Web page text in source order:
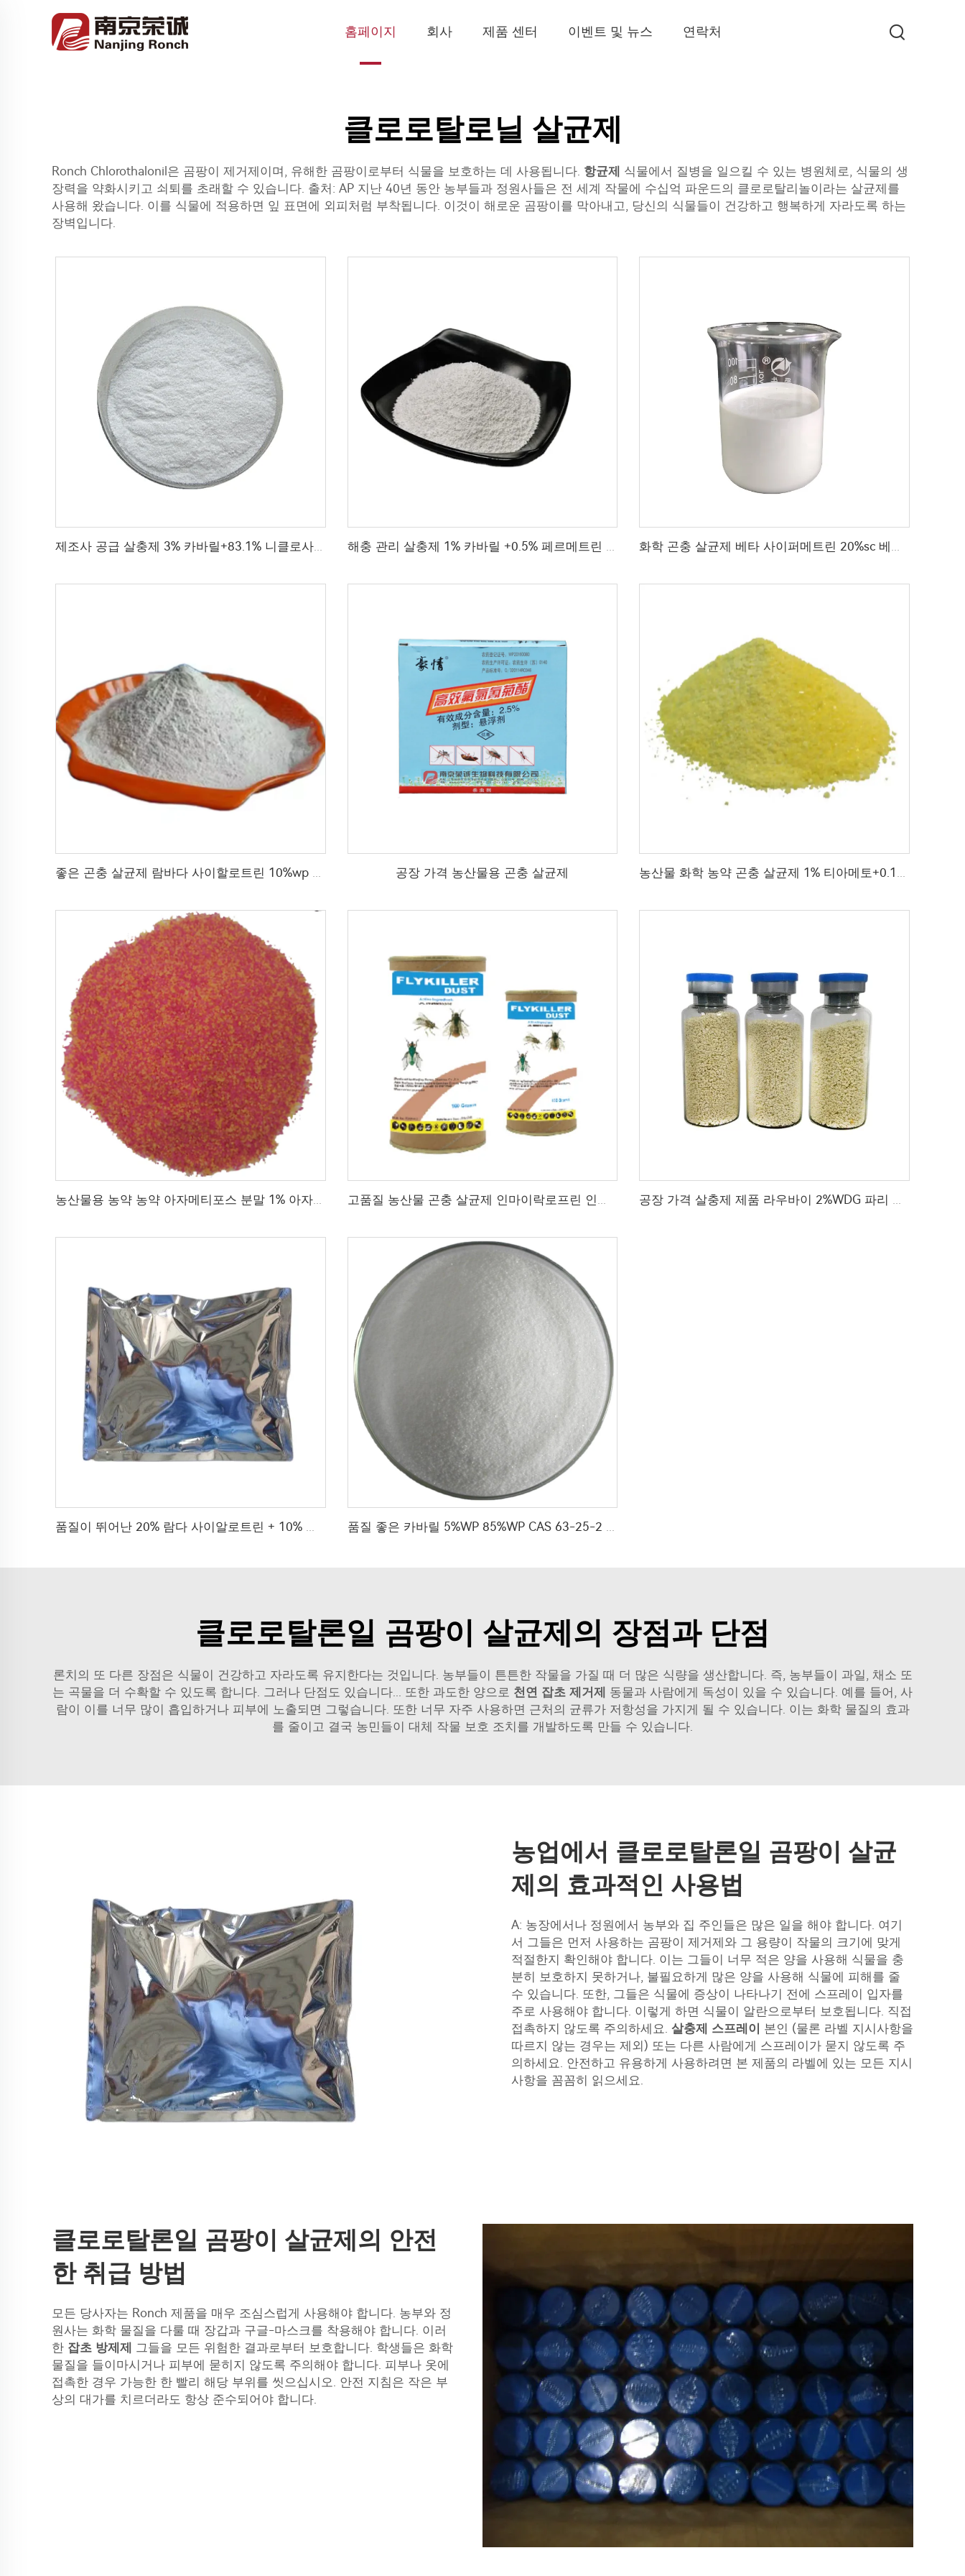
홈페이지 회사 제품 센터 이벤트 및 뉴스 연락처
클로로탈로닐 살균제
Ronch Chlorothalonil은 곰팡이 제거제이며, 유해한 곰팡이로부터 식물을 보호하는 데 사용됩니다. 항균제 식물에서 질병을 일으킬 수 있는 병원체로, 식물의 생
장력을 약화시키고 쇠퇴를 초래할 수 있습니다. 출처: AP 지난 40년 동안 농부들과 정원사들은 전 세계 작물에 수십억 파운드의 클로로탈리놀이라는 살균제를
사용해 왔습니다. 이를 식물에 적용하면 잎 표면에 외피처럼 부착됩니다. 이것이 해로운 곰팡이를 막아내고, 당신의 식물들이 건강하고 행복하게 자라도록 하는
장벽입니다.
좋은 곤충 살균제 람바다 사이할로트린 10%wp 모기, 파리, 침팬지 공장 가격 농산물용 곤충 살균제 농산물 화학 농약 곤충 살균제 1% 티아메토+0.1% z-9-트리코센 wg 곤충 살균제
농산물용 농약 농약 아자메티포스 분말 1% 아자메티포스 gr 고품질 고품질 농산물 곤충 살균제 인마이락로프린 인마이락로프린 2%gr 공장 가격 살충제 제품 라우바이 2%WDG 파리 유충 방제용
클로로탈론일 곰팡이 살균제의 장점과 단점
론치의 또 다른 장점은 식물이 건강하고 자라도록 유지한다는 것입니다. 농부들이 튼튼한 작물을 가질 때 더 많은 식량을 생산합니다. 즉, 농부들이 과일, 채소 또
는 곡물을 더 수확할 수 있도록 합니다. 그러나 단점도 있습니다... 또한 과도한 양으로 천연 잡초 제거제 동물과 사람에게 독성이 있을 수 있습니다. 예를 들어, 사
람이 이를 너무 많이 흡입하거나 피부에 노출되면 그렇습니다. 또한 너무 자주 사용하면 근처의 균류가 저항성을 가지게 될 수 있습니다. 이는 화학 물질의 효과
를 줄이고 결국 농민들이 대체 작물 보호 조치를 개발하도록 만들 수 있습니다.
농업에서 클로로탈론일 곰팡이 살균
제의 효과적인 사용법
A: 농장에서나 정원에서 농부와 집 주인들은 많은 일을 해야 합니다. 여기
서 그들은 먼저 사용하는 곰팡이 제거제와 그 용량이 작물의 크기에 맞게
적절한지 확인해야 합니다. 이는 그들이 너무 적은 양을 사용해 식물을 충
분히 보호하지 못하거나, 불필요하게 많은 양을 사용해 식물에 피해를 줄
수 있습니다. 또한, 그들은 식물에 증상이 나타나기 전에 스프레이 입자를
주로 사용해야 합니다. 이렇게 하면 식물이 알란으로부터 보호됩니다. 직접
접촉하지 않도록 주의하세요. 살충제 스프레이 본인 (물론 라벨 지시사항을
따르지 않는 경우는 제외) 또는 다른 사람에게 스프레이가 묻지 않도록 주
의하세요. 안전하고 유용하게 사용하려면 본 제품의 라벨에 있는 모든 지시
사항을 꼼꼼히 읽으세요.
클로로탈론일 곰팡이 살균제의 안전
한 취급 방법
모든 당사자는 Ronch 제품을 매우 조심스럽게 사용해야 합니다. 농부와 정
원사는 화학 물질을 다룰 때 장갑과 구글-마스크를 착용해야 합니다. 이러
한 잡초 방제제 그들을 모든 위험한 결과로부터 보호합니다. 학생들은 화학
물질을 들이마시거나 피부에 묻히지 않도록 주의해야 합니다. 피부나 옷에
접촉한 경우 가능한 한 빨리 해당 부위를 씻으십시오. 안전 지침은 작은 부
상의 대가를 치르더라도 항상 준수되어야 합니다.